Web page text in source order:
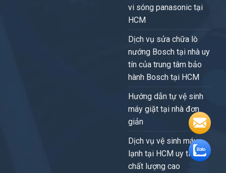
vi sóng panasonic tại
HCM
Dịch vụ sửa chữa lò
nướng Bosch tại nhà uy
tín của trung tâm bảo
hành Bosch tại HCM
Hướng dẫn tự vệ sinh
máy giặt tại nhà đơn
giản
Dịch vụ vệ sinh máy
lạnh tại HCM uy tín,
chất lượng cao